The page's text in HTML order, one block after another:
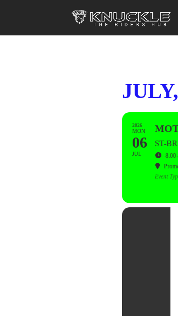
2026
MON
06
JUL
ST-
8:00
Event